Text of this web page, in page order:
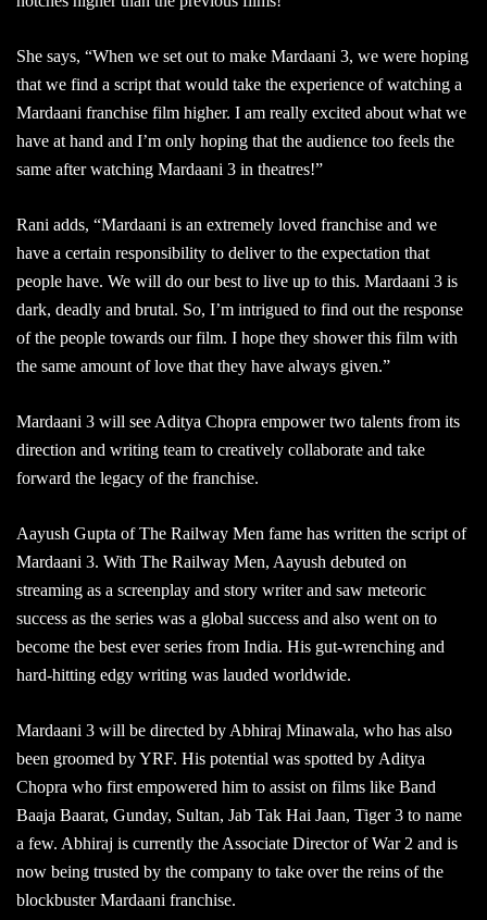
She says, “When we set out to make Mardaani 3, we were hoping
that we find a script that would take the experience of watching a
Mardaani franchise film higher. I am really excited about what we
have at hand and I’m only hoping that the audience too feels the
same after watching Mardaani 3 in theatres!”
Rani adds, “Mardaani is an extremely loved franchise and we
have a certain responsibility to deliver to the expectation that
people have. We will do our best to live up to this. Mardaani 3 is
dark, deadly and brutal. So, I’m intrigued to find out the response
of the people towards our film. I hope they shower this film with
the same amount of love that they have always given.”
Mardaani 3 will see Aditya Chopra empower two talents from its
direction and writing team to creatively collaborate and take
forward the legacy of the franchise.
Aayush Gupta of The Railway Men fame has written the script of
Mardaani 3. With The Railway Men, Aayush debuted on
streaming as a screenplay and story writer and saw meteoric
success as the series was a global success and also went on to
become the best ever series from India. His gut-wrenching and
hard-hitting edgy writing was lauded worldwide.
Mardaani 3 will be directed by Abhiraj Minawala, who has also
been groomed by YRF. His potential was spotted by Aditya
Chopra who first empowered him to assist on films like Band
Baaja Baarat, Gunday, Sultan, Jab Tak Hai Jaan, Tiger 3 to name
a few. Abhiraj is currently the Associate Director of War 2 and is
now being trusted by the company to take over the reins of the
blockbuster Mardaani franchise.